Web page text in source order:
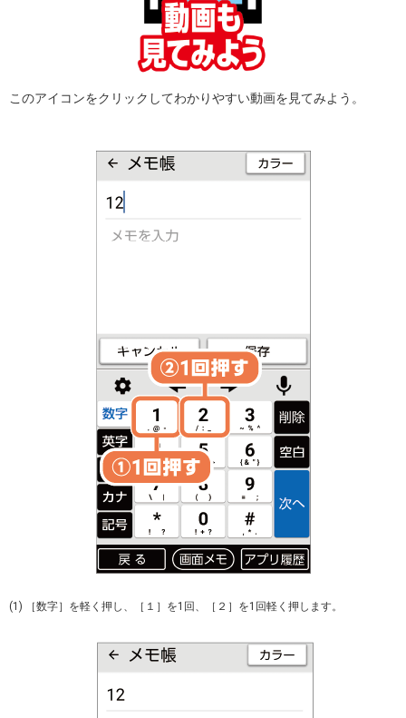
このアイコンをクリックしてわかりやすい動画を見てみよう。
(1) ［数字］を軽く押し、［１］を1回、［２］を1回軽く押します。